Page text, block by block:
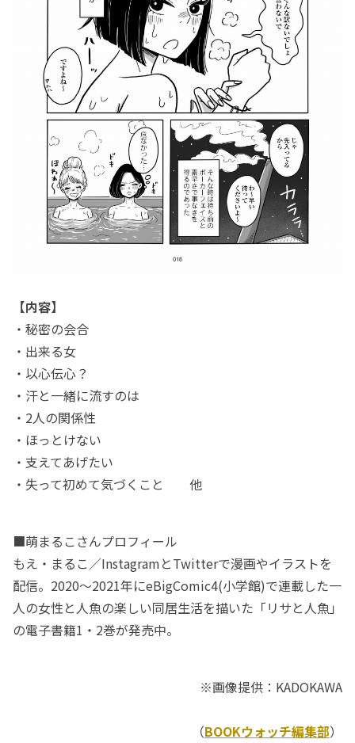
【内容】
・秘密の会合
・出来る女
・以心伝心？
・汗と一緒に流すのは
・2人の関係性
・ほっとけない
・支えてあげたい
・失って初めて気づくこと 他
■萌まるこさんプロフィール
もえ・まるこ／InstagramとTwitterで漫画やイラストを
配信。2020～2021年にeBigComic4(小学館)で連載した一
人の女性と人魚の楽しい同居生活を描いた「リサと人魚」
の電子書籍1・2巻が発売中。
※画像提供：KADOKAWA
（BOOKウォッチ編集部）